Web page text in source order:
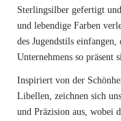
Sterlingsilber gefertigt
und lebendige Farben
des Jugendstils
Unternehmens so präsent
Inspiriert von der
Libellen, zeichnen sich
und Präzision aus, wobei